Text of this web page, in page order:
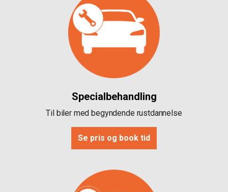
Specialbehandling
Til biler med begyndende rustdannelse
Se pris og book tid